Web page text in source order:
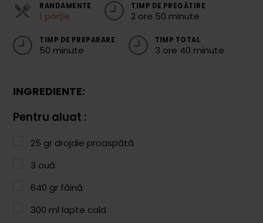
Prăjituri
Conserve
Sirop / Compot
Sosuri și Condimente
Garnituri
Pâine
Paste & Risotto
Patiserie
RANDAMENTE
1 porție
TIMP DE PREGĂTIRE
2 ore 50 minute
TIMP DE PREPARARE
50 minute
TIMP TOTAL
3 ore 40 minute
INGREDIENTE:
Pentru aluat :
25 gr drojdie proaspătă
3 ouă
640 gr făină
300 ml lapte cald